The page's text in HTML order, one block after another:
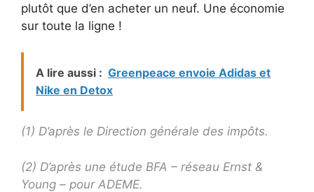
plutôt que d’en acheter un neuf. Une économie
sur toute la ligne !
A lire aussi : Greenpeace envoie Adidas et
Nike en Detox
(1) D’après le Direction générale des impôts.
(2) D’après une étude BFA – réseau Ernst &
Young – pour ADEME.